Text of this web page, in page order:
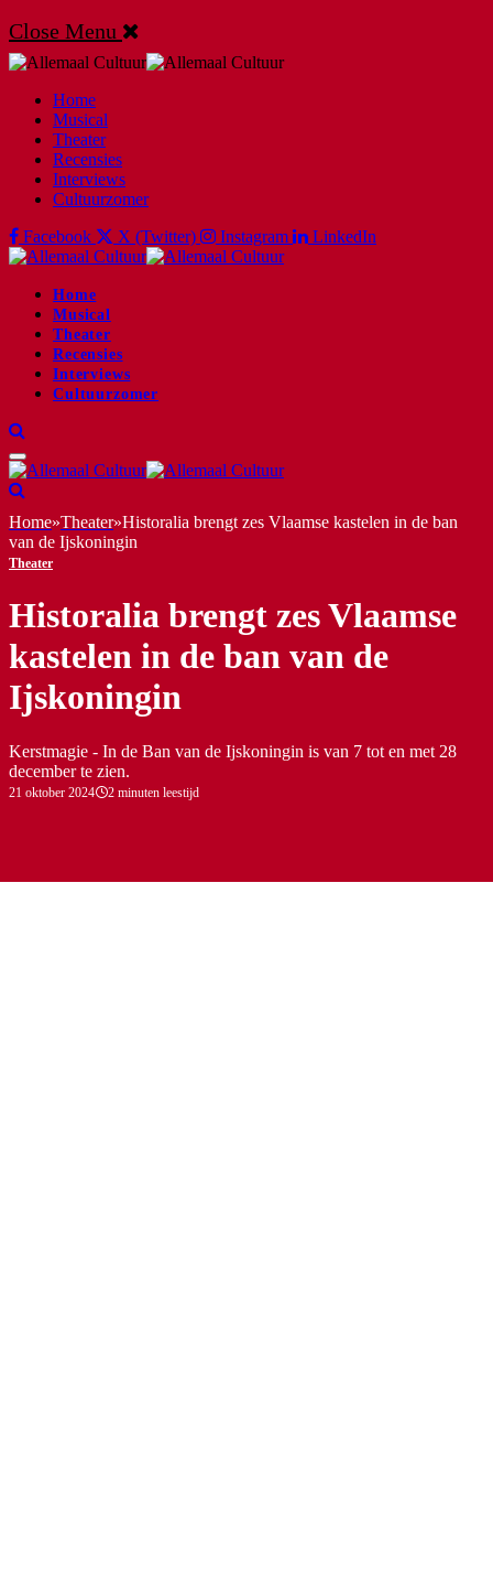
Close Menu
Home
Musical
Theater
Recensies
Interviews
Cultuurzomer
Facebook
X (Twitter) Instagram LinkedIn
Home
Musical
Theater
Recensies
Interviews
Cultuurzomer
Home»Theater»Historalia brengt zes Vlaamse kastelen in de ban
van de Ijskoningin
Theater
Historalia brengt zes Vlaamse
kastelen in de ban van de
Ijskoningin
Kerstmagie - In de Ban van de Ijskoningin is van 7 tot en met 28
december te zien.
21 oktober 2024 2 minuten leestijd